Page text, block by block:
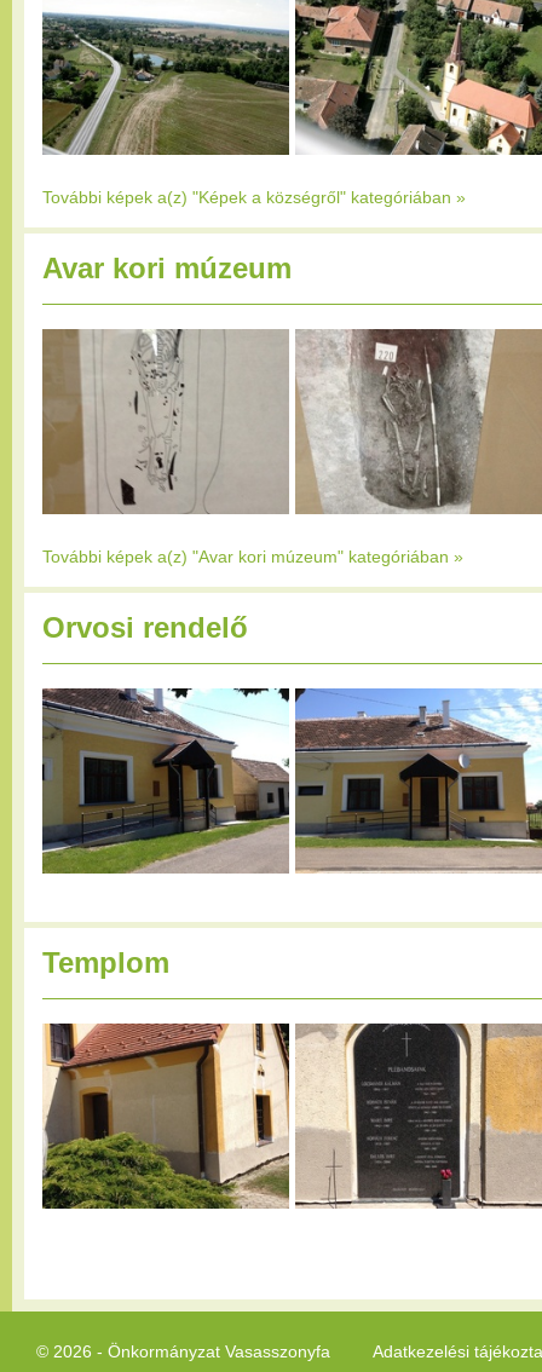
További képek a(z) "Képek a községről" kategóriában »
Avar kori múzeum
További képek a(z) "Avar kori múzeum" kategóriában »
Orvosi rendelő
Templom
© 2026 - Önkormányzat Vasasszonyfa Adatkezelési